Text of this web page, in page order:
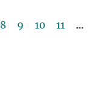
8 9 10 11
…